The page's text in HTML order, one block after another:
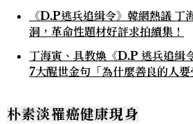
《D.P逃兵追緝令》韓網熱議 丁
洞，革命性題材好評求拍續集！
丁海寅、具教煥《D.P 逃兵追緝
7大醒世金句「為什麼善良的人要
朴素淡罹癌健康現身